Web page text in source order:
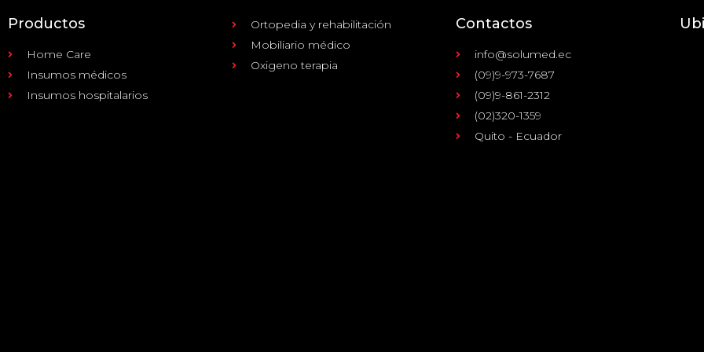
Productos
Home Care
Insumos médicos
Insumos hospitalarios
Ortopedia y rehabilitación
Mobiliario médico
Oxigeno terapia
Contactos
info@solumed.ec
(09)9-973-7687
(09)9-861-2312
(02)320-1359
Quito - Ecuador